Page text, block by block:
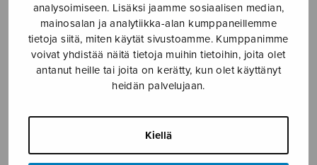
analysoimiseen. Lisäksi jaamme sosiaalisen median,
mainosalan ja analytiikka-alan kumppaneillemme
tietoja siitä, miten käytät sivustoamme. Kumppanimme
voivat yhdistää näitä tietoja muihin tietoihin, joita olet
antanut heille tai joita on kerätty, kun olet käyttänyt
heidän palvelujaan.
Kiellä
Luen laulaen_S1980M
30.3.2017